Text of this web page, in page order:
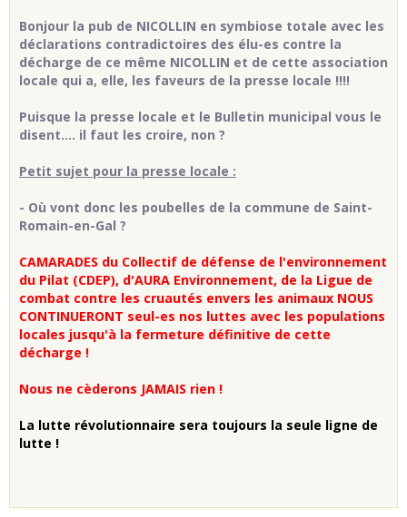
Bonjour la pub de NICOLLIN en symbiose totale avec les
déclarations contradictoires des élu-es contre la
décharge de ce même NICOLLIN et de cette association
locale qui a, elle, les faveurs de la presse locale !!!!
Puisque la presse locale et le Bulletin municipal vous le
disent.... il faut les croire, non ?
Petit sujet pour la presse locale :
- Où vont donc les poubelles de la commune de Saint-
Romain-en-Gal ?
CAMARADES du Collectif de défense de l'environnement
du Pilat (CDEP), d'AURA Environnement, de la Ligue de
combat contre les cruautés envers les animaux NOUS
CONTINUERONT seul-es nos luttes avec les populations
locales jusqu'à la fermeture définitive de cette
décharge !
Nous ne cèderons JAMAIS rien !
La lutte révolutionnaire sera toujours la seule ligne de
lutte !